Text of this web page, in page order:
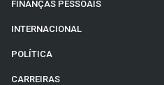
FINANÇAS PESSOAIS
INTERNACIONAL
POLÍTICA
CARREIRAS